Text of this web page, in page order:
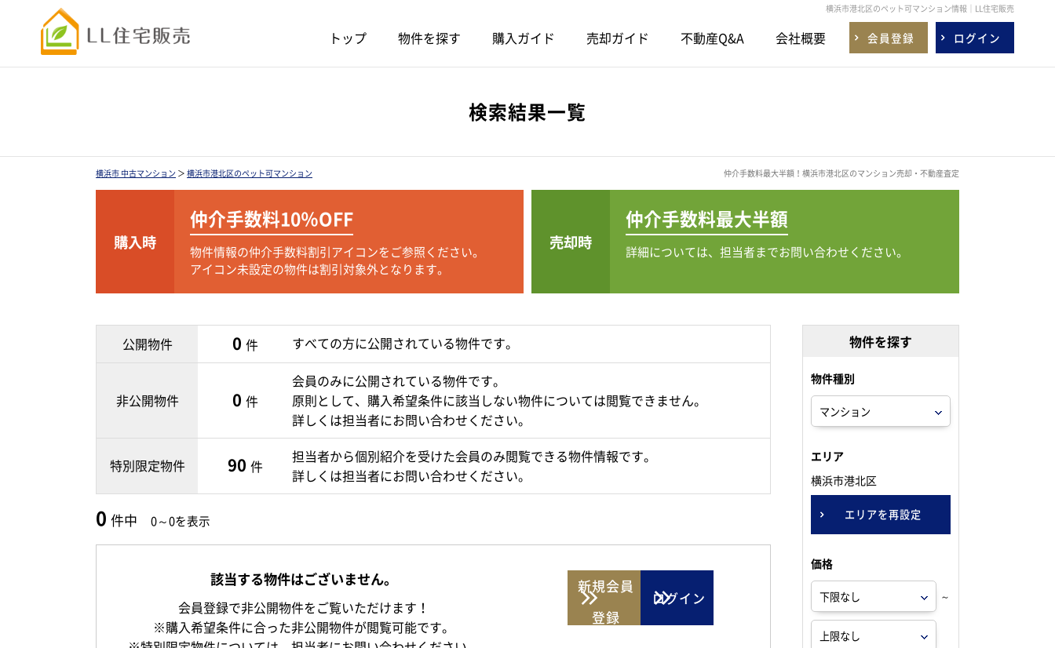
横浜市港北区のペット可マンション情報｜LL住宅販売
トップ 物件を探す 購入ガイド 売却ガイド 不動産Q&A 会社概要 会員登録 ログイン
検索結果一覧
横浜市 中古マンション ＞ 横浜市港北区のペット可マンション 仲介手数料最大半額！横浜市港北区のマンション売却・不動産査定
購入時
仲介手数料10％OFF
物件情報の仲介手数料割引アイコンをご参照ください。
アイコン未設定の物件は割引対象外となります。
売却時
仲介手数料最大半額
詳細については、担当者までお問い合わせください。
公開物件 0 件 すべての方に公開されている物件です。
非公開物件 0 件
会員のみに公開されている物件です。
原則として、購入希望条件に該当しない物件については閲覧できません。
詳しくは担当者にお問い合わせください。
特別限定物件 90 件
担当者から個別紹介を受けた会員のみ閲覧できる物件情報です。
詳しくは担当者にお問い合わせください。
0 件中 0～0を表示
該当する物件はございません。
会員登録で非公開物件をご覧いただけます！
※購入希望条件に合った非公開物件が閲覧可能です。
新規会員
登録
ログイン
物件を探す
物件種別
エリア
横浜市港北区
エリアを再設定
価格
～